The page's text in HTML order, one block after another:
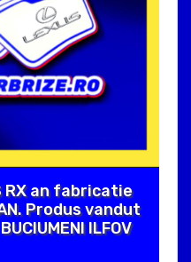
RX an fabricatie
Produs vandut
ILFOV